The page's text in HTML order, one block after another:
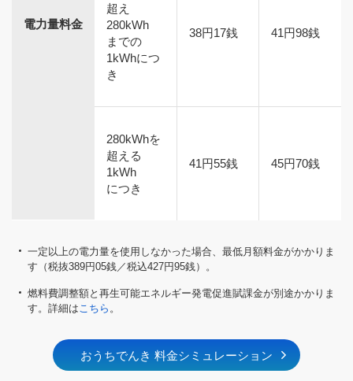
電力量料金
超え
280kWh
までの
1kWhにつ
き
38円17銭 41円98銭
280kWhを
超える
1kWh
につき
41円55銭 45円70銭
一定以上の電力量を使用しなかった場合、最低月額料金がかかりま
す（税抜389円05銭／税込427円95銭）。
燃料費調整額と再生可能エネルギー発電促進賦課金が別途かかりま
す。詳細はこちら 。
おうちでんき 料金シミュレーション